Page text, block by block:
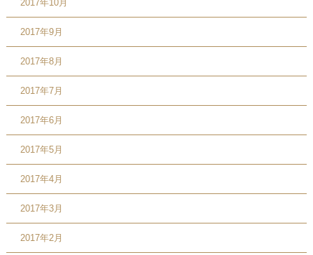
2017年10月
2017年9月
2017年8月
2017年7月
2017年6月
2017年5月
2017年4月
2017年3月
2017年2月